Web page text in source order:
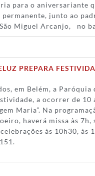
para o aniversariante
junto ao
Miguel Arcanjo, no
PREPARA
em Belém, a Paróquia
a ocorrer de 10
Maria”. Na
haverá missa às 7h,
às 10h30, às